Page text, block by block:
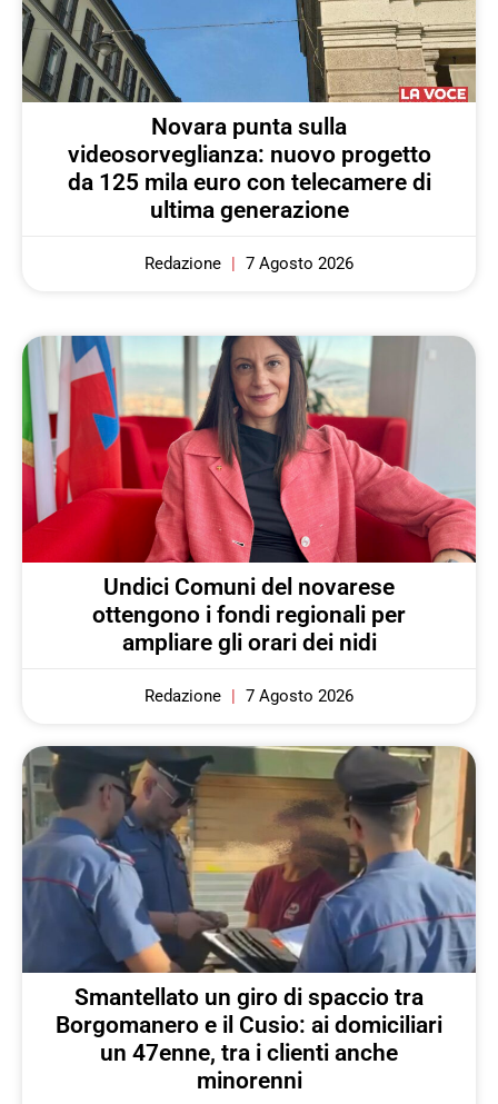
Novara punta sulla
videosorveglianza: nuovo progetto
da 125 mila euro con telecamere di
ultima generazione
Redazione 7 Agosto 2026
Undici Comuni del novarese
ottengono i fondi regionali per
ampliare gli orari dei nidi
Redazione 7 Agosto 2026
Smantellato un giro di spaccio tra
Borgomanero e il Cusio: ai domiciliari
un 47enne, tra i clienti anche
minorenni